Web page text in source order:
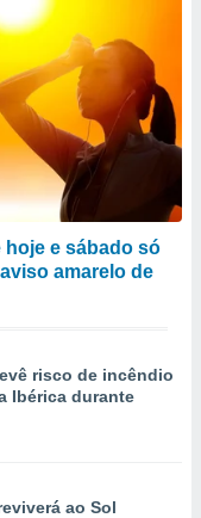
hoje e sábado só
amarelo de
risco de incêndio
Ibérica durante
ao Sol